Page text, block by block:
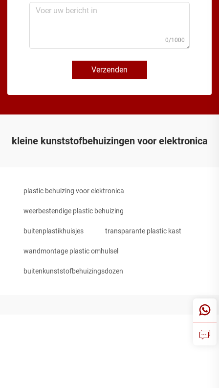
0/1000
Verzenden
kleine kunststofbehuizingen voor elektronica
plastic behuizing voor elektronica
weerbestendige plastic behuizing
buitenplastikhuisjes transparante plastic kast
wandmontage plastic omhulsel
buitenkunststofbehuizingsdozen